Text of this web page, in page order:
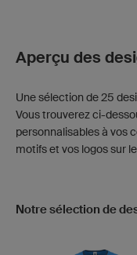
Aperçu des
Une sélection de 25
Vous trouverez ci-
personnalisables à vos
motifs et vos logos sur
Notre sélection de